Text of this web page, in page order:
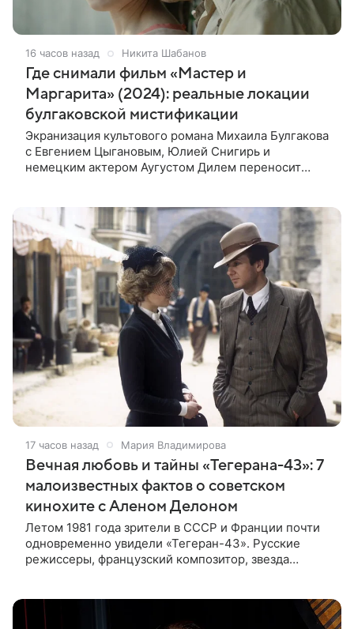
16 часов назад Никита Шабанов
Где снимали фильм «Мастер и
Маргарита» (2024): реальные локации
булгаковской мистификации
Экранизация культового романа Михаила Булгакова
с Евгением Цыгановым, Юлией Снигирь и
немецким актером Аугустом Дилем переносит
17 часов назад Мария Владимирова
Вечная любовь и тайны «Тегерана-43»: 7
малоизвестных фактов о советском
кинохите с Аленом Делоном
Летом 1981 года зрители в СССР и Франции почти
одновременно увидели «Тегеран-43». Русские
режиссеры, французский композитор, звезда